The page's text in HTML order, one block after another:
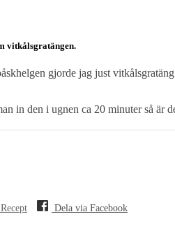
vitkålsgratängen.
gjorde jag just
in den i ugnen ca 20 minuter så är
Dela via Facebook